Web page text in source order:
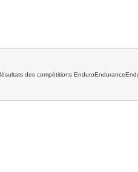
des compétitions